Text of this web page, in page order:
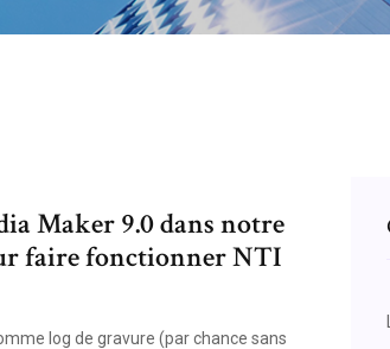
Maker 9.0 dans notre
faire fonctionner NTI
log de gravure (par chance sans